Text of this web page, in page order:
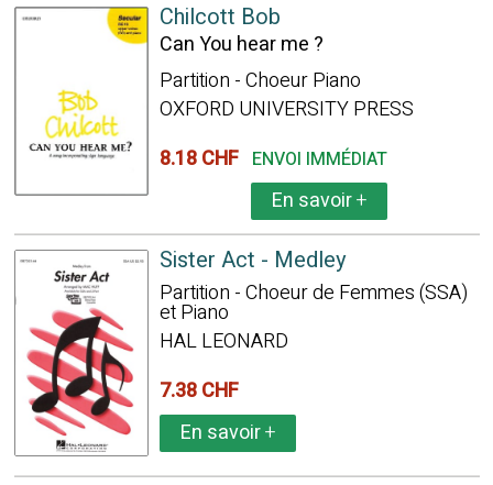
Chilcott Bob
Can You hear me ?
Partition - Choeur Piano
OXFORD UNIVERSITY PRESS
8.18 CHF ENVOI IMMÉDIAT
En savoir+
Sister Act - Medley
Partition - Choeur de Femmes (SSA)
et Piano
HAL LEONARD
7.38 CHF
En savoir+